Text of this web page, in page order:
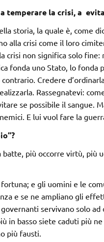
temperare la crisi, a
storia, la quale è, come
alla crisi come il loro
crisi non significa solo fine:
fonda uno Stato, lo
Credere
Rassegnatevi:
se possibile il sangue.
E lui vuol fare la
più occorre virtù, più
e gli uomini e le
e se ne ampliano gli
servivano solo
in basso siete caduti più
più fausti.